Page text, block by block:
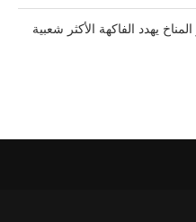
يهدد الفاكهة الأكثر شعبية